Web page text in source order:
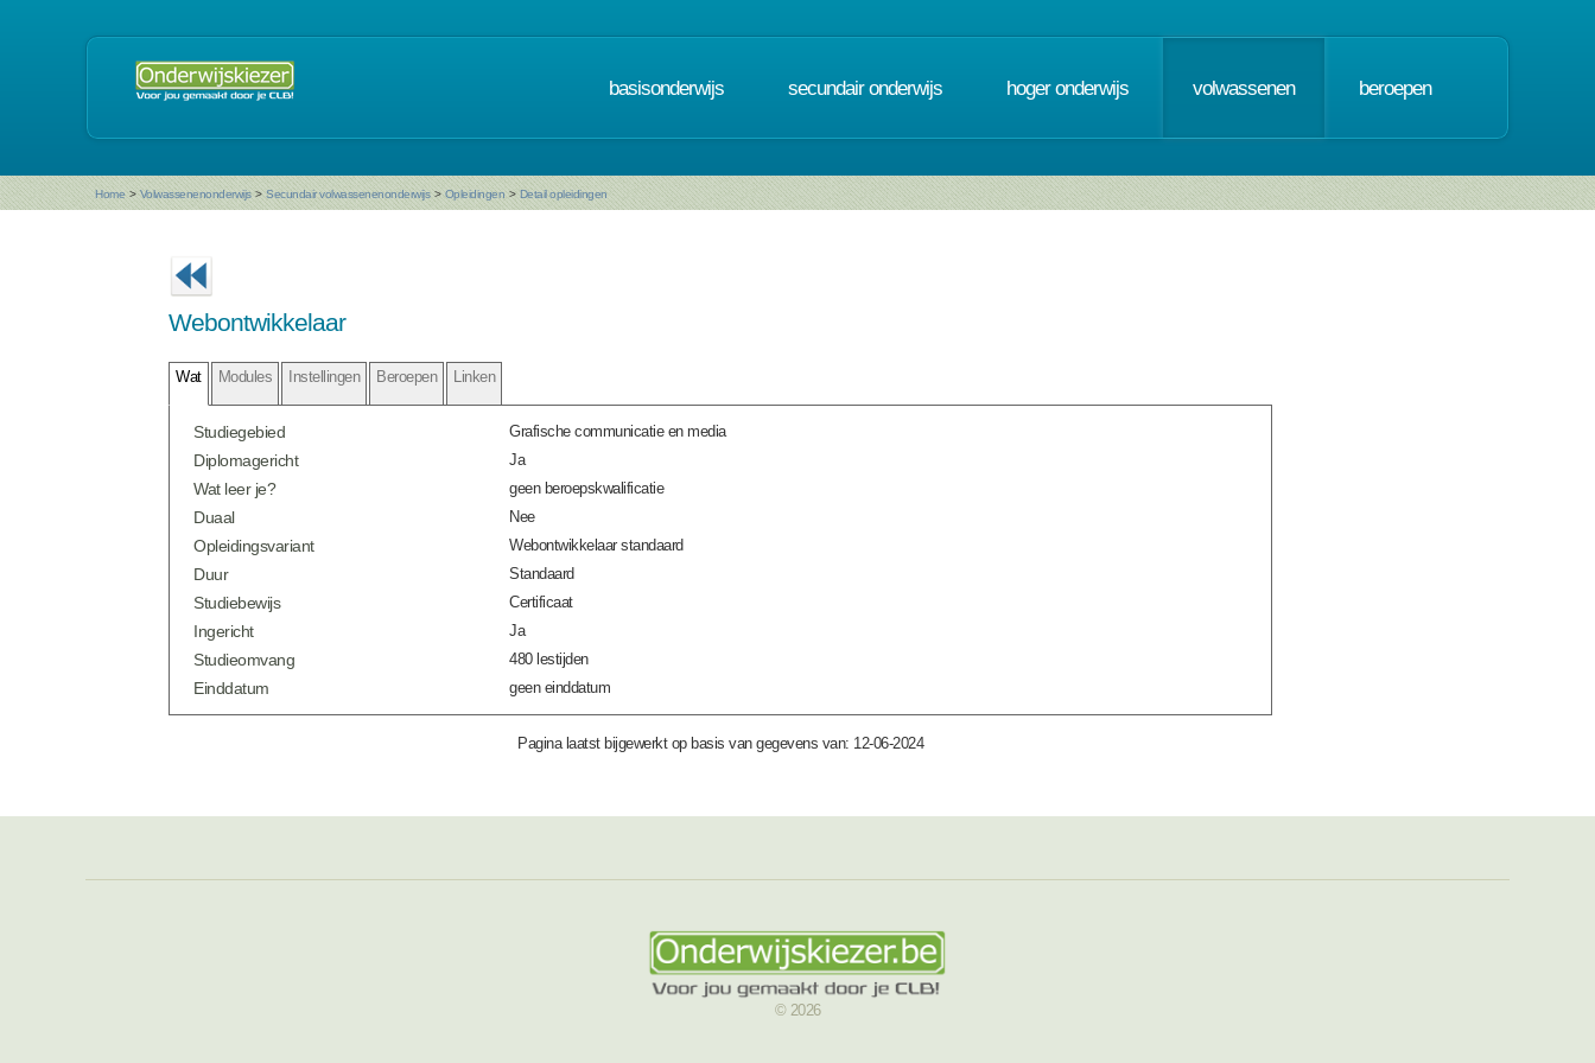
basisonderwijs secundair onderwijs hoger onderwijs volwassenen beroepen
Home > Volwassenenonderwijs > Secundair volwassenenonderwijs > Opleidingen > Detail opleidingen
Webontwikkelaar
Wat Modules Instellingen Beroepen Linken
Studiegebied Grafische communicatie en media
Diplomagericht Ja
Wat leer je? geen beroepskwalificatie
Duaal Nee
Opleidingsvariant Webontwikkelaar standaard
Duur Standaard
Studiebewijs Certificaat
Ingericht Ja
Studieomvang 480 lestijden
Einddatum geen einddatum
Pagina laatst bijgewerkt op basis van gegevens van: 12-06-2024
© 2026